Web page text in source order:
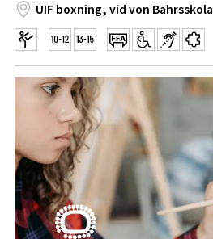
UIF boxning, vid von Bahrsskola